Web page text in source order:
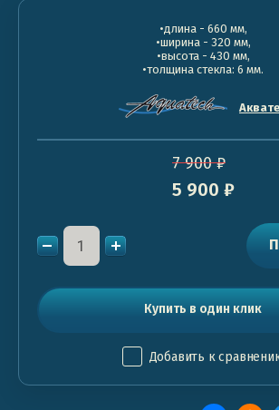
•длина - 660 мм,
•ширина - 320 мм,
•высота - 430 мм,
•толщина стекла: 6 мм.
7 900₽
5 900 ₽
Купить в один клик
Добавить к